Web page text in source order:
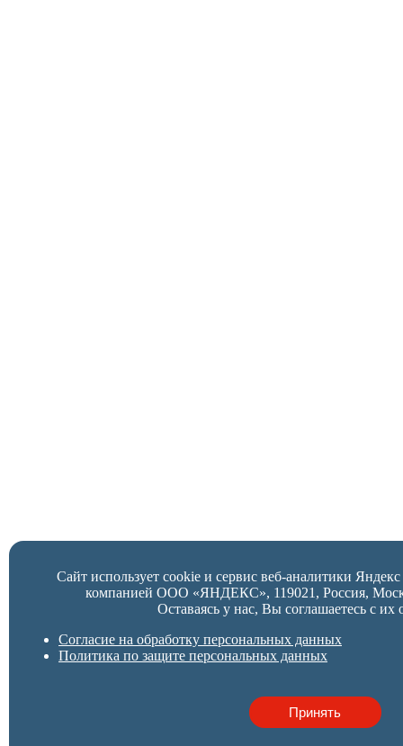
Сайт использует cookie и сервис веб-аналитики
компанией ООО «ЯНДЕКС», 119021, Россия,
Оставаясь у нас, Вы соглашаетесь с их
Согласие на обработку персональных данных
Политика по защите персональных данных
Принять